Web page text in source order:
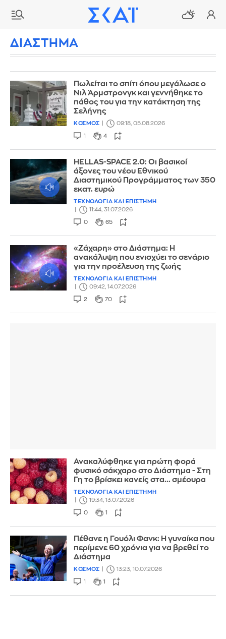
ΔΙΑΣΤΗΜΑ
Πωλείται το σπίτι όπου μεγάλωσε ο
Νιλ Άρμστρονγκ και γεννήθηκε το
πάθος του για την κατάκτηση της
Σελήνης
ΚΟΣΜΟΣ 09:18, 05.08.2026
1 4
HELLAS-SPACE 2.0: Οι βασικοί
άξονες του νέου Εθνικού
Διαστημικού Προγράμματος των 350
εκατ. ευρώ
ΤΕΧΝΟΛΟΓΙΑ ΚΑΙ ΕΠΙΣΤΗΜΗ
11:44, 31.07.2026
0 65
«Ζάχαρη» στο Διάστημα: Η
ανακάλυψη που ενισχύει το σενάριο
για την προέλευση της ζωής
ΤΕΧΝΟΛΟΓΙΑ ΚΑΙ ΕΠΙΣΤΗΜΗ
09:42, 14.07.2026
2 70
Ανακαλύφθηκε για πρώτη φορά
φυσικό σάκχαρο στο Διάστημα - Στη
Γη το βρίσκει κανείς στα... σμέουρα
ΤΕΧΝΟΛΟΓΙΑ ΚΑΙ ΕΠΙΣΤΗΜΗ
19:34, 13.07.2026
0 1
Πέθανε η Γουόλι Φανκ: Η γυναίκα που
περίμενε 60 χρόνια για να βρεθεί το
Διάστημα
ΚΟΣΜΟΣ 13:23, 10.07.2026
1 1